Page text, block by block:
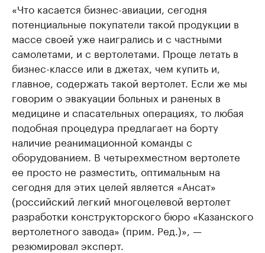
«Что касается бизнес-авиации, сегодня
потенциальные покупатели такой продукции в
массе своей уже наигрались и с частными
самолетами, и с вертолетами. Проще летать в
бизнес-классе или в джетах, чем купить и,
главное, содержать такой вертолет. Если же мы
говорим о эвакуации больных и раненых в
медицине и спасательных операциях, то любая
подобная процедура предлагает на борту
наличие реанимационной команды с
оборудованием. В четырехместном вертолете
ее просто не разместить, оптимальным на
сегодня для этих целей является «Ансат»
(российский легкий многоцелевой вертолет
разработки конструкторского бюро «Казанского
вертолетного завода» (прим. Ред.)», —
резюмировал эксперт.